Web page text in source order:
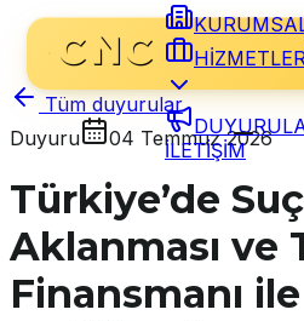
İLETİŞİM
Tüm duyurular
Duyuru
04 Temmuz 2026
Türkiye’de
Aklanması ve
Finansmanı